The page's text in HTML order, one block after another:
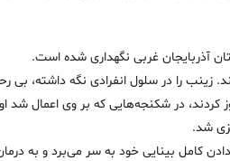
زینب را در سلول انفرادی نگه داشته، بی
در شکنجه‌هایی که بر وی اعمال شد او
شد.
دست دادن کامل بینایی خود به سر می‌برد و به